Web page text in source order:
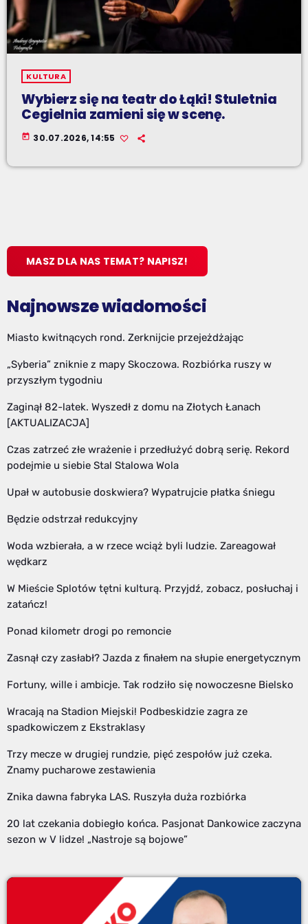
KULTURA
Wybierz się na teatr do Łąki! Stuletnia
Cegielnia zamieni się w scenę.
today 30.07.2026, 14:55
MASZ DLA NAS TEMAT? NAPISZ!
Najnowsze wiadomości
Miasto kwitnących rond. Zerknijcie przejeżdżając
„Syberia” zniknie z mapy Skoczowa. Rozbiórka ruszy w
przyszłym tygodniu
Zaginął 82-latek. Wyszedł z domu na Złotych Łanach
[AKTUALIZACJA]
Czas zatrzeć złe wrażenie i przedłużyć dobrą serię. Rekord
podejmie u siebie Stal Stalowa Wola
Upał w autobusie doskwiera? Wypatrujcie płatka śniegu
Będzie odstrzał redukcyjny
Woda wzbierała, a w rzece wciąż byli ludzie. Zareagował
wędkarz
W Mieście Splotów tętni kulturą. Przyjdź, zobacz, posłuchaj i
zatańcz!
Ponad kilometr drogi po remoncie
Zasnął czy zasłabł? Jazda z finałem na słupie energetycznym
Fortuny, wille i ambicje. Tak rodziło się nowoczesne Bielsko
Wracają na Stadion Miejski! Podbeskidzie zagra ze
spadkowiczem z Ekstraklasy
Trzy mecze w drugiej rundzie, pięć zespołów już czeka.
Znamy pucharowe zestawienia
Znika dawna fabryka LAS. Ruszyła duża rozbiórka
20 lat czekania dobiegło końca. Pasjonat Dankowice zaczyna
sezon w V lidze! „Nastroje są bojowe”